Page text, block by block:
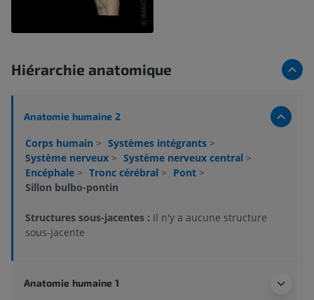
Hiérarchie anatomique
Anatomie humaine 2
Corps humain > Systèmes intégrants >
Système nerveux > Système nerveux central >
Encéphale > Tronc cérébral > Pont >
Sillon bulbo-pontin
Structures sous-jacentes : Il n'y a aucune structure
sous-jacente
Anatomie humaine 1